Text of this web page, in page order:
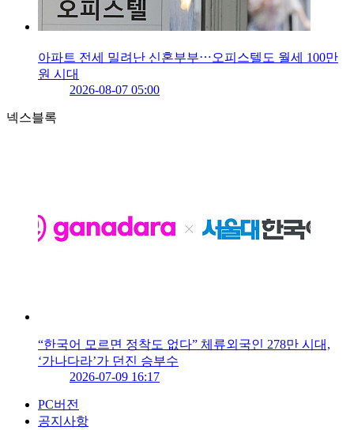
아파트 전세 밀려난 신혼부부⋯오피스텔도 월세 100만
원 시대
2026-08-07 05:00
넥스블록
“한국어 모르면 정착도 없다” 체류외국인 278만 시대,
‘가나다라’가 던진 승부수
2026-07-09 16:17
PC버전
공지사항